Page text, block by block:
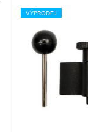
VÝPRODEJ